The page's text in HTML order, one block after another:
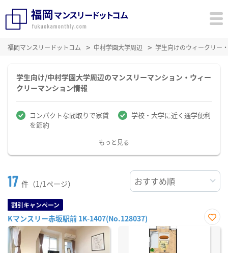
福岡マンスリードットコム 中村学園大学周辺 学生向けのウィークリー
学生向け/中村学園大学周辺のマンスリーマンション・ウィー
クリーマンション情報
コンパクトな間取りで家賃
を節約
学校・大学に近く通学便利
もっと見る
17 件（1/1ページ）
割引キャンペーン
Kマンスリー赤坂駅前 1K-1407(No.128037)
お気